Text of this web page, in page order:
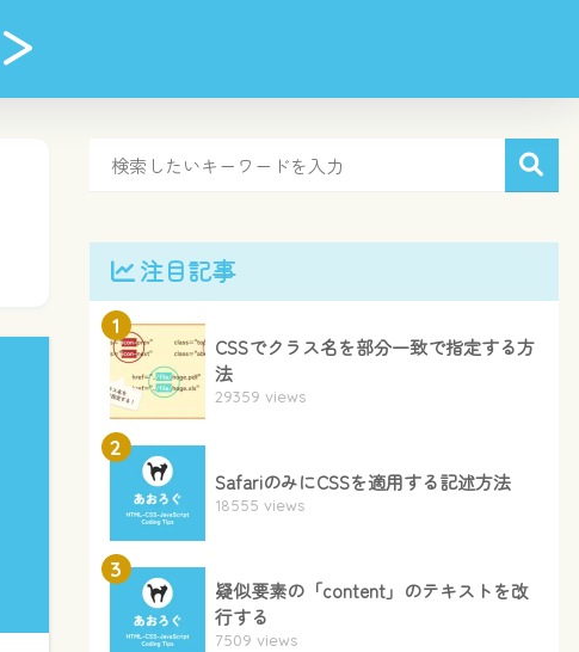
注目記事
1
CSSでクラス名を部分一致で指定する方
法
29359 views
2
SafariのみにCSSを適用する記述方法
18555 views
3
疑似要素の「content」のテキストを改
行する
7509 views